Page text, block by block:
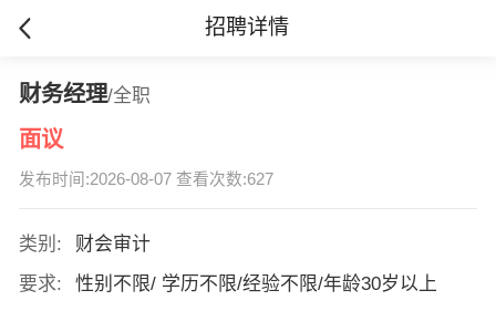
招聘详情
财务经理/全职
面议
发布时间:2026-08-07 查看次数:627
类别:
财会审计
要求:
性别不限/ 学历不限/经验不限/年龄30岁以上